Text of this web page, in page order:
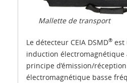
Mallette de transport
Le détecteur CEIA DSMD® est
induction électromagnétique
principe d’émission/
électromagnétique basse